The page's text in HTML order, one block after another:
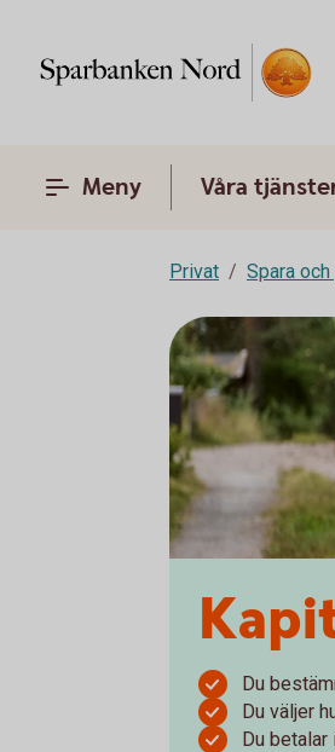
Meny Våra
Privat Spara
Du
Du väljer
Du betalar